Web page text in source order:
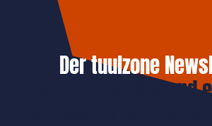
Der tuulzone
Jetzt anmelden und